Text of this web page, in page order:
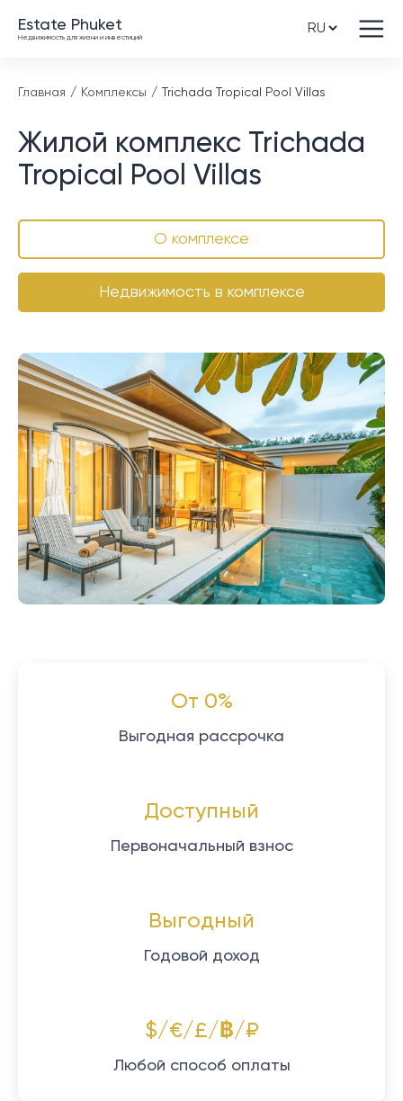
Estate Phuket
Недвижимость для жизни и инвестиций
Главная Комплексы Trichada Tropical Pool Villas
Жилой комплекс Trichada
Tropical Pool Villas
О комплексе
Недвижимость в комплексе
От 0%
Выгодная рассрочка
Доступный
Первоначальный взнос
Выгодный
Годовой доход
$/€/£/฿/₽
Любой способ оплаты